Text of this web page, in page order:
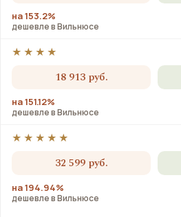
на 153.2%
дешевле в Вильнюсе
★★★★
18 913 руб.
на 151.12%
дешевле в Вильнюсе
★★★★★
32 599 руб.
на 194.94%
дешевле в Вильнюсе